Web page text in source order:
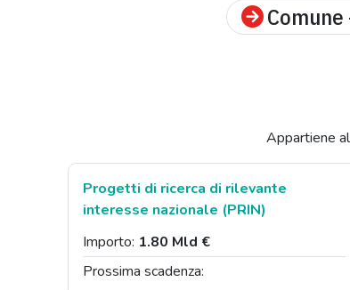
Appartiene
Progetti di ricerca di rilevante
interesse nazionale (PRIN)
Importo: 1.80 Mld €
Prossima scadenza: